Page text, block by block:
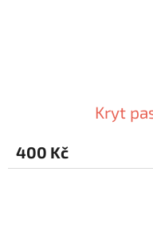
Kryt
400 Kč